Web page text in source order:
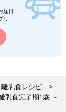
届け
リ
離乳食レシピ
乳食完了期1歳 ～